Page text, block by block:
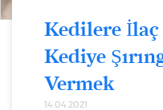
Kedilere
Kediye
Vermek
14.04.2021